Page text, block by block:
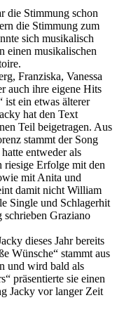
die Stimmung schon
die Stimmung zum
sich musikalisch
einen musikalischen
Franziska, Vanessa
auch ihre eigene Hits
ist ein etwas älterer
hat den Text
Teil beigetragen. Aus
stammt der Song
entweder als
riesige Erfolge mit den
mit Anita und
damit nicht William
Single und Schlagerhit
schrieben Graziano
dieses Jahr bereits
Wünsche“ stammt aus
und wird bald als
präsentierte sie einen
Jacky vor langer Zeit